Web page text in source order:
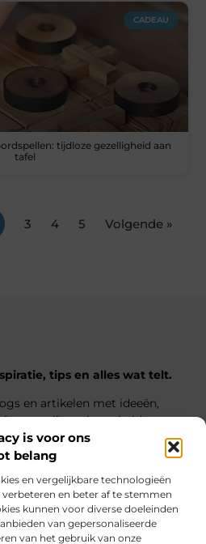
is voor ons
belang
en vergelijkbare technologieën
en beter af te stemmen
kunnen voor diverse doeleinden
van gepersonaliseerde
van het gebruik van onze
CADEAU
tijdloze gezelligheid aan
tafel
3 4 5 Volgende »
tips en alles wat telt.
en artikelen met ideeën,
voor elke gelegenheid.